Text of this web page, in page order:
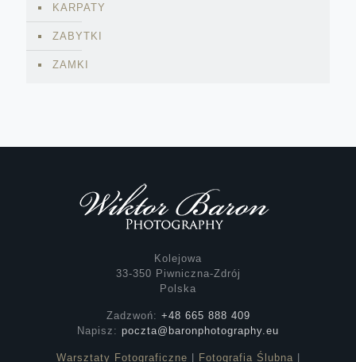
KARPATY
ZABYTKI
ZAMKI
Kolejowa
33-350 Piwniczna-Zdrój
Polska
Zadzwoń: +48 665 888 409
Napisz: poczta@baronphotography.eu
Warsztaty Fotograficzne | Fotografia Ślubna |